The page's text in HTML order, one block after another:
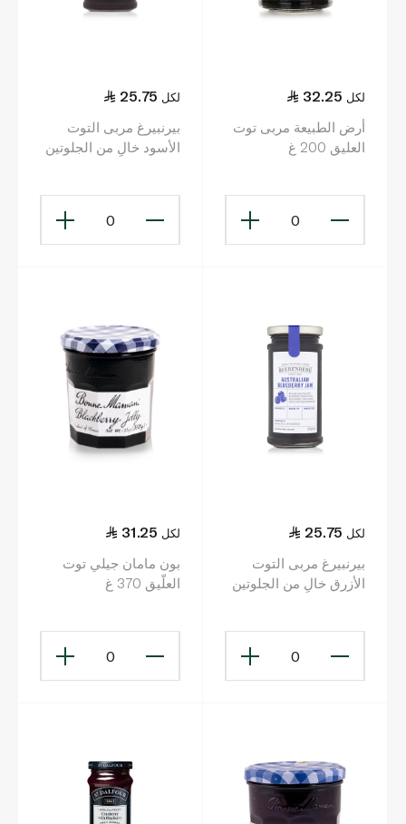
32.25 لكل
أرض الطبيعة مربى توت
العليق 200 غ
0
25.75 لكل
بيرنبيرغ مربى التوت
الأسود خالٍ من الجلوتين
0
25.75 لكل
بيرنبيرغ مربى التوت
الأزرق خالٍ من الجلوتين
0
31.25 لكل
بون مامان جيلي توت
العلّيق 370 غ
0